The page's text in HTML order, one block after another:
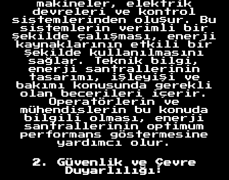
makineler, elektrik
devreleri ve kontrol
sistemlerinden oluşur. Bu
sistemlerin verimli bir
şekilde çalışması, enerji
kaynaklarının etkili bir
şekilde kullanılmasını
sağlar. Teknik bilgi,
enerji santrallerinin
tasarımı, işleyişi ve
bakımı konusunda gerekli
olan becerileri içerir.
Operatörlerin ve
mühendislerin bu konuda
bilgili olması, enerji
santrallerinin optimum
performans göstermesine
yardımcı olur.
2. Güvenlik ve Çevre
Duyarlılığı: